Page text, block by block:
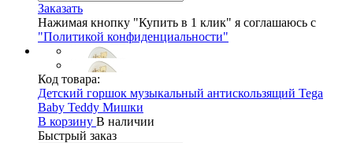
Заказать
Нажимая кнопку "Купить в 1 клик" я соглашаюсь с
"Политикой конфиденциальности"
Код товара:
Детский горшок музыкальный антискользящий Tega
Baby Teddy Мишки
В корзину В наличии
Быстрый заказ